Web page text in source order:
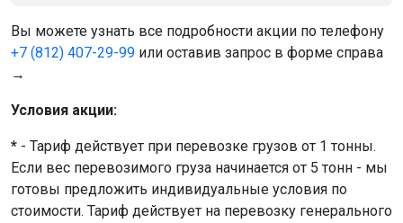
Вы можете узнать все подробности акции по телефону
+7 (812) 407-29-99 или оставив запрос в форме справа
→
Условия акции:
* - Тариф действует при перевозке грузов от 1 тонны.
Если вес перевозимого груза начинается от 5 тонн - мы
готовы предложить индивидуальные условия по
стоимости. Тариф действует на перевозку генерального